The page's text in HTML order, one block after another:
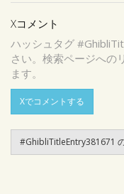
Xコメント
ハッシュタグ
さい。検索ページへの
ます。
Xでコメントする
#GhibliTitleEntry381671